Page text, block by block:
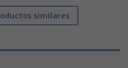
similares